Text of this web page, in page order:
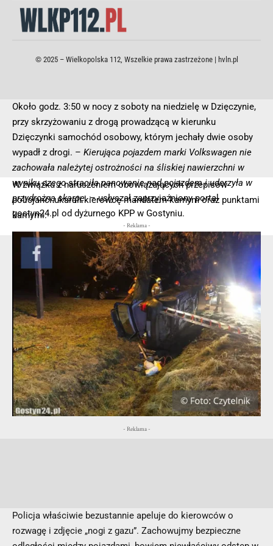
W związku z naruszeniem obowiązujących przepisów
policjanci ukarali kierowcę mandatem karnym oraz punktami
karnymi.
- Reklama -
Policja właściwie bezustannie apeluje do kierowców o
rozwagę i zdjęcie „nogi z gazu”. Zachowujmy bezpieczne
Około godz. 3:50 w nocy z soboty na niedzielę w Dzięczynie,
przy skrzyżowaniu z drogą prowadzącą w kierunku
Dzięczynki samochód osobowy, którym jechały dwie osoby
wypadł z drogi. – Kierująca pojazdem marki Volkswagen nie
zachowała należytej ostrożności na śliskiej nawierzchni w
wyniku czego straciła panowanie nad pojazdem i uderzyła w
przydrożną skarpę.– usłyszał zaprzyjaźniony portal
gostyn24.pl od dyżurnego KPP w Gostyniu.
- Reklama -
© 2025 – Wielkopolska 112, Wszelkie prawa zastrzeżone | hvln.pl